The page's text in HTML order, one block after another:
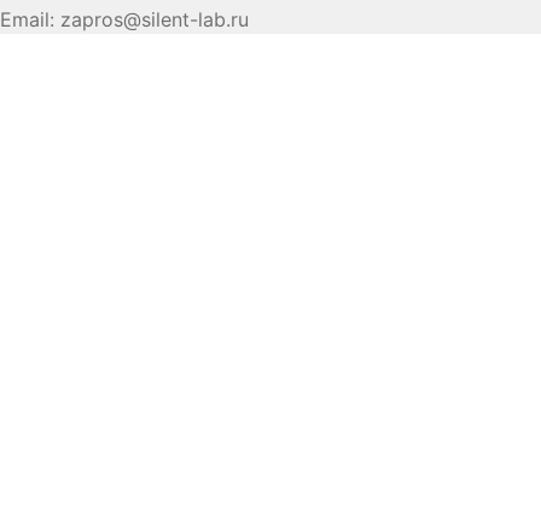
Email: zapros@silent-lab.ru